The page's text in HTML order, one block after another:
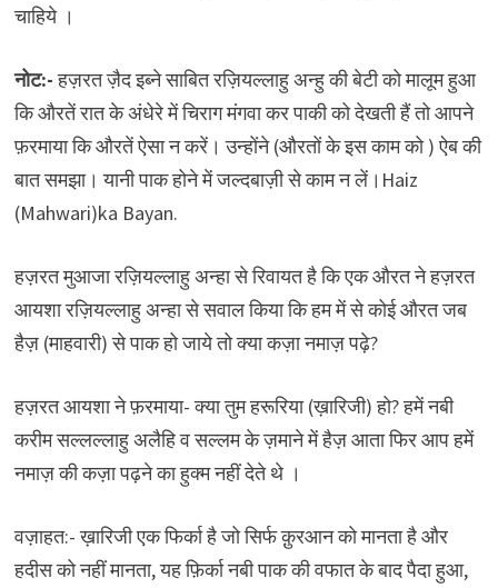
चाहिये ।
नोट:-हज़रत ज़ैद इब्ने साबित रज़ियल्लाहु अन्हु की बेटी को मालूम हुआ
कि औरतें रात के अंधेरे में चिराग मंगवा कर पाकी को देखती हैं तो आपने
फ़रमाया कि औरतें ऐसा न करें। उन्होंने (औरतों के इस काम को ) ऐब की
बात समझा। यानी पाक होने में जल्दबाज़ी से काम न लें।Haiz
(Mahwari)ka Bayan.
हज़रत मुआजा रज़ियल्लाहु अन्हा से रिवायत है कि एक औरत ने हज़रत
आयशा रज़ियल्लाहु अन्हा से सवाल किया कि हम में से कोई औरत जब
हैज़ (माहवारी) से पाक हो जाये तो क्या कज़ा नमाज़ पढ़े?
हज़रत आयशा ने फ़रमाया- क्या तुम हरूरिया (ख़ारिजी) हो? हमें नबी
करीम सल्लल्लाहु अलैहि व सल्लम के ज़माने में हैज़ आता फिर आप हमें
नमाज़ की कज़ा पढ़ने का हुक्म नहीं देते थे ।
वज़ाहत:- ख़ारिजी एक फिर्का है जो सिर्फ क़ुरआन को मानता है और
हदीस को नहीं मानता, यह फ़िर्का नबी पाक की वफात के बाद पैदा हुआ,